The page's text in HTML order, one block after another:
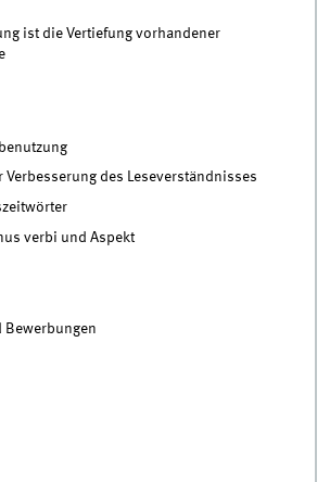
ist die Vertiefung vorhandener
Verbesserung des Leseverständnisses
verbi und Aspekt
Bewerbungen